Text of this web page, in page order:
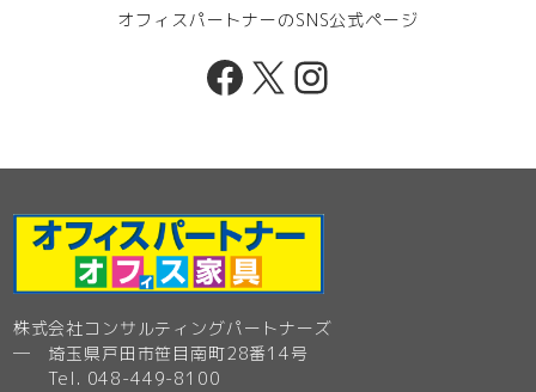
オフィスパートナーのSNS公式ページ
Facebook
X Instagram
株式会社コンサルティングパートナーズ
─ 埼玉県戸田市笹目南町28番14号
Tel. 048-449-8100